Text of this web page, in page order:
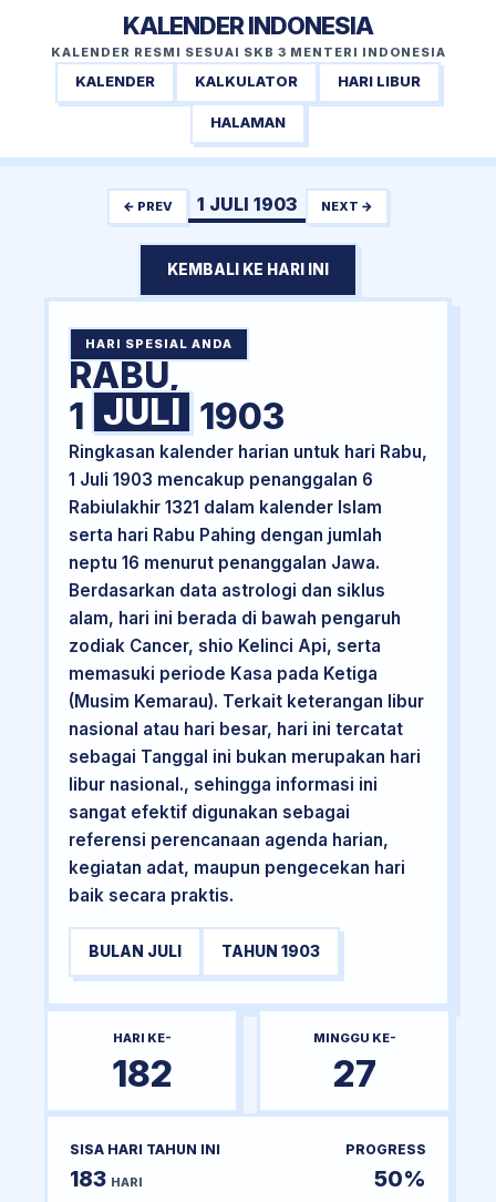
KALENDER INDONESIA
KALENDER RESMI SESUAI SKB 3 MENTERI INDONESIA
KALENDER KALKULATOR HARI LIBUR
HALAMAN
← PREV 1 JULI 1903 NEXT →
KEMBALI KE HARI INI
HARI SPESIAL ANDA
RABU,
1 JULI 1903
Ringkasan kalender harian untuk hari Rabu,
1 Juli 1903 mencakup penanggalan 6
Rabiulakhir 1321 dalam kalender Islam
serta hari Rabu Pahing dengan jumlah
neptu 16 menurut penanggalan Jawa.
Berdasarkan data astrologi dan siklus
alam, hari ini berada di bawah pengaruh
zodiak Cancer, shio Kelinci Api, serta
memasuki periode Kasa pada Ketiga
(Musim Kemarau). Terkait keterangan libur
nasional atau hari besar, hari ini tercatat
sebagai Tanggal ini bukan merupakan hari
libur nasional., sehingga informasi ini
sangat efektif digunakan sebagai
referensi perencanaan agenda harian,
kegiatan adat, maupun pengecekan hari
baik secara praktis.
BULAN JULI TAHUN 1903
HARI KE-
182
MINGGU KE-
27
SISA HARI TAHUN INI
183 HARI
PROGRESS
50%